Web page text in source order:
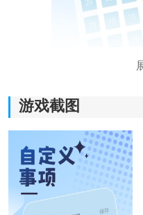
《曼曼纪念最新版》软件
*帮助用户更好的利用时
游戏截图